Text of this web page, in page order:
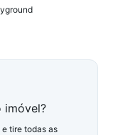
imóvel?
tire todas as